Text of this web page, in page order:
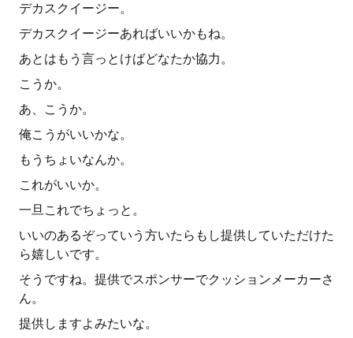
デカスクイージー。
デカスクイージーあればいいかもね。
あとはもう言っとけばどなたか協力。
こうか。
あ、こうか。
俺こうがいいかな。
もうちょいなんか。
これがいいか。
一旦これでちょっと。
いいのあるぞっていう方いたらもし提供していただけた
ら嬉しいです。
そうですね。提供でスポンサーでクッションメーカーさ
ん。
提供しますよみたいな。